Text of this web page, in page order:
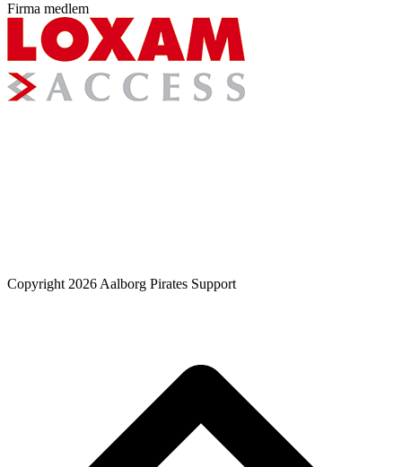
Firma medlem
Copyright 2026 Aalborg Pirates Support